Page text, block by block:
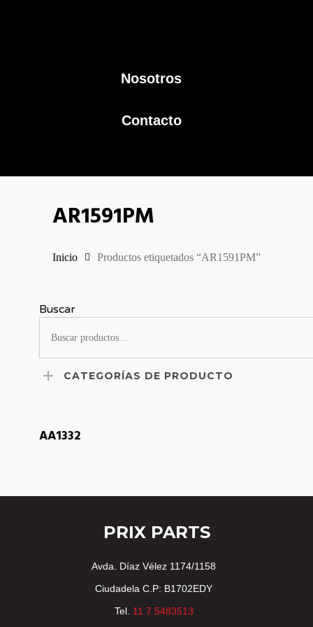
Nosotros
Contacto
AR1591PM
Inicio Productos etiquetados “AR1591PM”
Buscar
CATEGORÍAS DE PRODUCTO
LEER MÁS
AA1332
PRIX PARTS
Avda. Díaz Vélez 1174/1158
Ciudadela C.P: B1702EDY
Tel. 11 7 5483513